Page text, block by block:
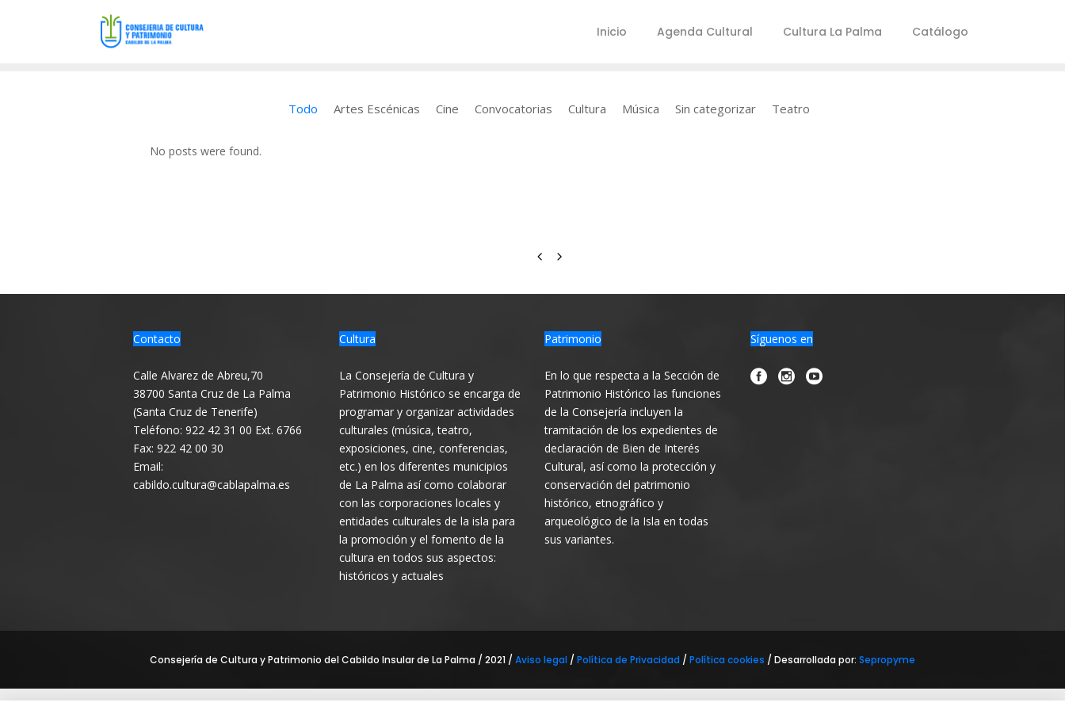
Inicio Agenda Cultural Cultura La Palma Catálogo
Todo Artes Escénicas Cine Convocatorias Cultura Música Sin categorizar Teatro
No posts were found.
Contacto
Calle Alvarez de Abreu,70
38700 Santa Cruz de La Palma
(Santa Cruz de Tenerife)
Teléfono: 922 42 31 00 Ext. 6766
Fax: 922 42 00 30
Email:
cabildo.cultura@cablapalma.es
Cultura
La Consejería de Cultura y
Patrimonio Histórico se encarga de
programar y organizar actividades
culturales (música, teatro,
exposiciones, cine, conferencias,
etc.) en los diferentes municipios
de La Palma así como colaborar
con las corporaciones locales y
entidades culturales de la isla para
la promoción y el fomento de la
cultura en todos sus aspectos:
históricos y actuales
Patrimonio
En lo que respecta a la Sección de
Patrimonio Histórico las funciones
de la Consejería incluyen la
tramitación de los expedientes de
declaración de Bien de Interés
Cultural, así como la protección y
conservación del patrimonio
histórico, etnográfico y
arqueológico de la Isla en todas
sus variantes.
Síguenos en
Consejería de Cultura y Patrimonio del Cabildo Insular de La Palma / 2021 / Aviso legal / Política de Privacidad / Política cookies / Desarrollada por: Sepropyme